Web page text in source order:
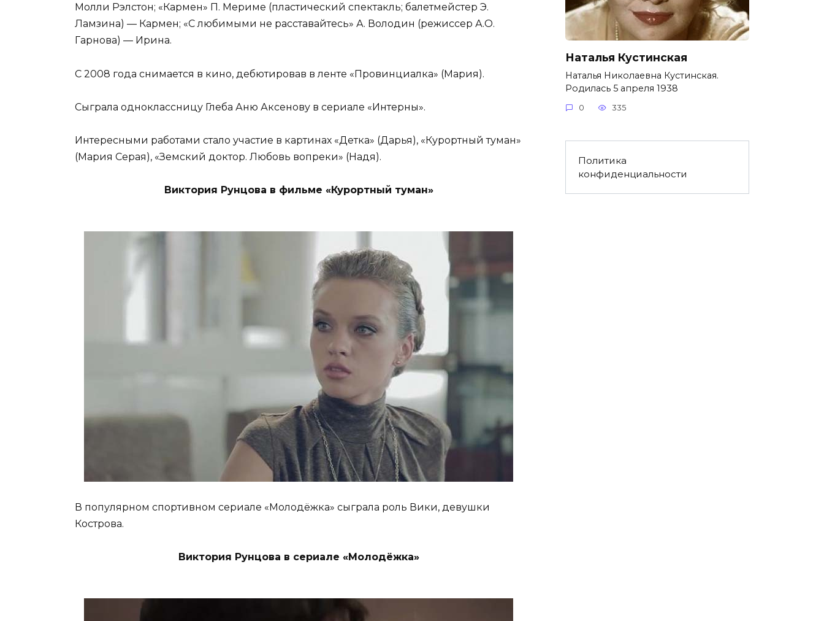
Молли Рэлстон; «Кармен» П. Мериме (пластический спектакль; балетмейстер Э.
Ламзина) — Кармен; «С любимыми не расставайтесь» А. Володин (режиссер А.О.
Гарнова) — Ирина.
С 2008 года снимается в кино, дебютировав в ленте «Провинциалка» (Мария).
Сыграла одноклассницу Глеба Аню Аксенову в сериале «Интерны».
Интересными работами стало участие в картинах «Детка» (Дарья), «Курортный туман»
(Мария Серая), «Земский доктор. Любовь вопреки» (Надя).
Виктория Рунцова в фильме «Курортный туман»
В популярном спортивном сериале «Молодёжка» сыграла роль Вики, девушки
Кострова.
Виктория Рунцова в сериале «Молодёжка»
Наталья Кустинская
Наталья Николаевна Кустинская.
Родилась 5 апреля 1938
0 335
Политика
конфиденциальности